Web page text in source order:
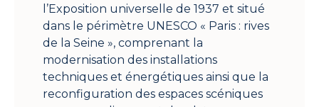
l’Exposition universelle de 1937 et situé
dans le périmètre UNESCO « Paris : rives
de la Seine », comprenant la
modernisation des installations
techniques et énergétiques ainsi que la
reconfiguration des espaces scéniques